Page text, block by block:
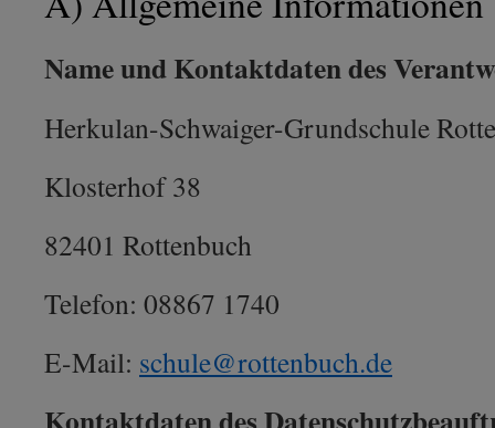
Name und Kontaktdaten des
Herkulan-Schwaiger-Grundschule
Klosterhof 38
82401 Rottenbuch
Telefon: 08867 1740
E-Mail: schule@rottenbuch.de